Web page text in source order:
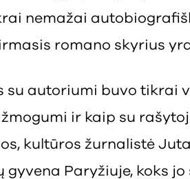
nemažai
romano skyrius
su autoriumi buvo tikrai
ir kaip su
kultūros žurnalistė
gyvena Paryžiuje, koks